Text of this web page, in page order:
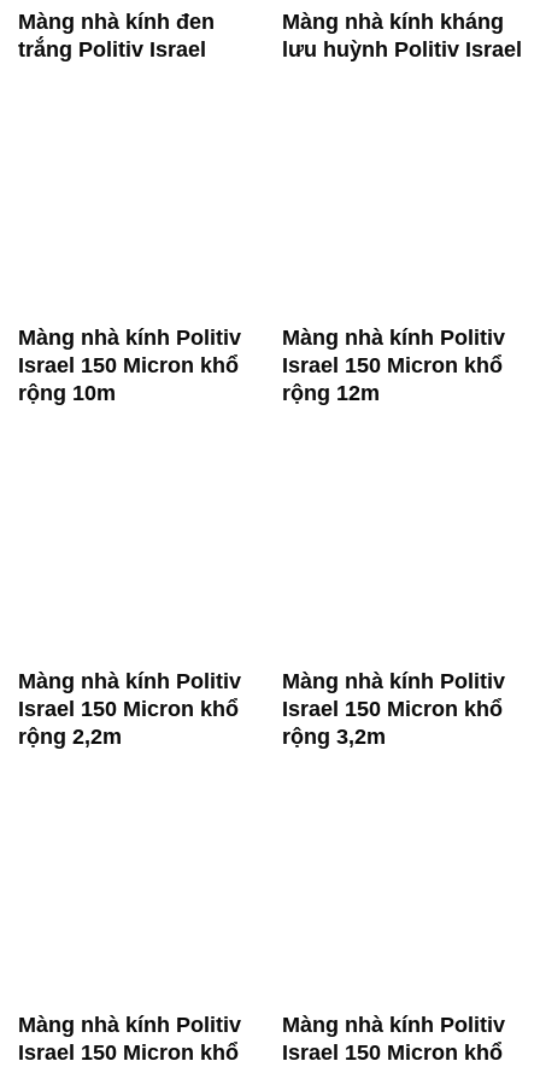
Màng nhà kính đen
trắng Politiv Israel
Màng nhà kính kháng
lưu huỳnh Politiv Israel
Màng nhà kính Politiv
Israel 150 Micron khổ
rộng 10m
Màng nhà kính Politiv
Israel 150 Micron khổ
rộng 12m
Màng nhà kính Politiv
Israel 150 Micron khổ
rộng 2,2m
Màng nhà kính Politiv
Israel 150 Micron khổ
rộng 3,2m
Màng nhà kính Politiv
Israel 150 Micron khổ
Màng nhà kính Politiv
Israel 150 Micron khổ